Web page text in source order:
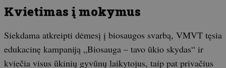
Kvietimas į mokymus
Siekdama atkreipti dėmesį į biosaugos svarbą, VMVT tęsia
edukacinę kampaniją „Biosauga – tavo ūkio skydas“ ir
kviečia visus ūkinių gyvūnų laikytojus, taip pat privačius